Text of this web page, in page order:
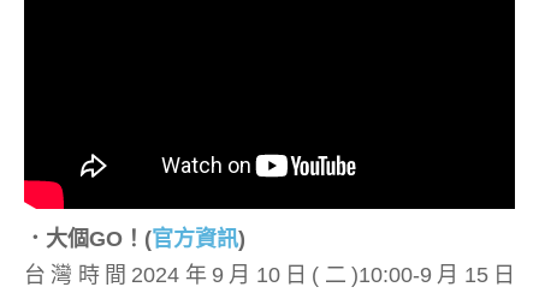
．大個GO！ (官方資訊)
台灣時間2024年9月10日(二)10:00-9月15日